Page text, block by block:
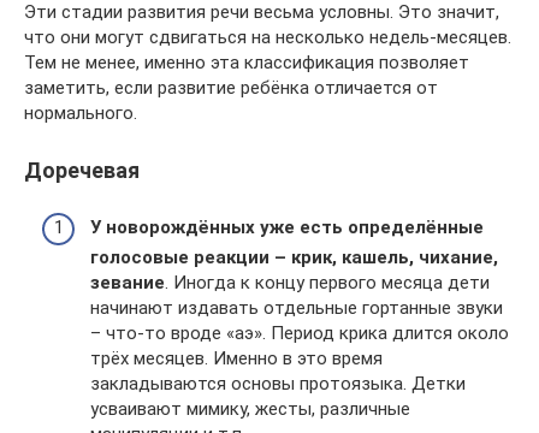
Эти стадии развития речи весьма условны. Это значит,
что они могут сдвигаться на несколько недель-месяцев.
Тем не менее, именно эта классификация позволяет
заметить, если развитие ребёнка отличается от
нормального.
Доречевая
У новорождённых уже есть определённые
голосовые реакции – крик, кашель, чихание,
зевание . Иногда к концу первого месяца дети
начинают издавать отдельные гортанные звуки
– что-то вроде «аэ». Период крика длится около
трёх месяцев. Именно в это время
закладываются основы протоязыка. Детки
усваивают мимику, жесты, различные